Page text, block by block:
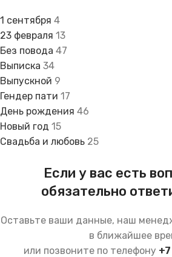
1 сентября 4
23 февраля 13
Без повода 47
Выписка 34
Выпускной 9
Гендер пати 17
День рождения 46
Новый год 15
Свадьба и любовь 25
Если у вас есть
обязательно
Оставьте ваши данные, наш
в ближайшее
или позвоните по телефону